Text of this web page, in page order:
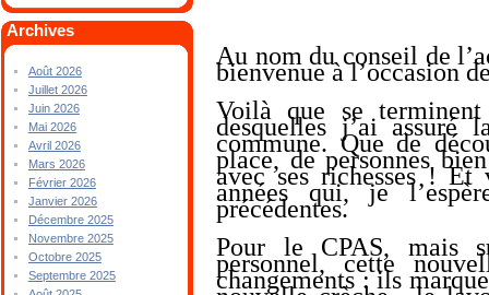
Archives
Août 2026
Juillet 2026
Juin 2026
Mai 2026
Avril 2026
Mars 2026
Février 2026
Janvier 2026
Décembre 2025
Novembre 2025
Octobre 2025
Septembre 2025
Au nom du conseil de
bienvenue à l’occasion
Voilà que se
desquelles j’ai assuré
commune. Que de
place, de personnes
avec ses richesses !
années qui, je
précédentes.
Pour le CPAS, mais
personnel, cette
changements : ils